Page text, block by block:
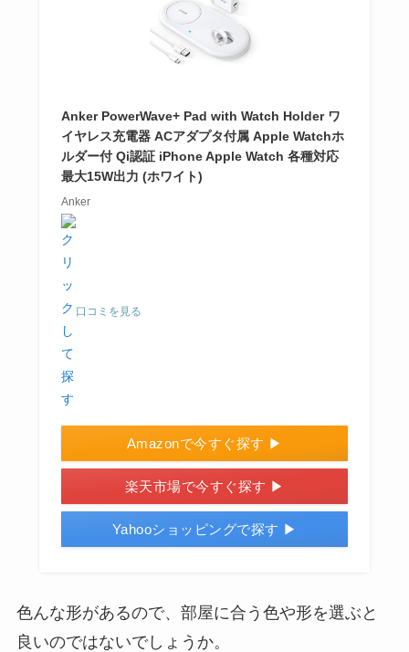
Anker PowerWave+ Pad with Watch Holder ワ
イヤレス充電器 ACアダプタ付属 Apple Watchホ
ルダー付 Qi認証 iPhone Apple Watch 各種対応
最大15W出力 (ホワイト)
Anker
口コミを見る
Amazonで今すぐ探す ▶
楽天市場で今すぐ探す ▶
Yahooショッピングで探す ▶
色んな形があるので、部屋に合う色や形を選ぶと
良いのではないでしょうか。